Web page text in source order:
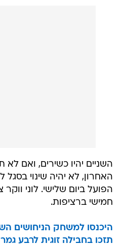
השניים יהיו כשירים, ואם
האחרון, לא יהיה שינוי
הפועל ביום שלישי. לוני
חמישי ברציפות.
היכנסו למשחק הניחושים
תזכו בחבילה זוגית לרבע